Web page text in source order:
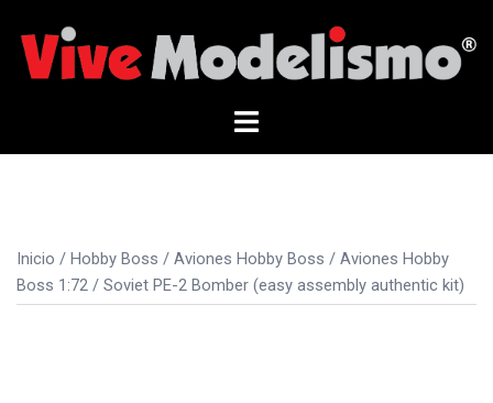
contenido
Alternar
Inicio / Hobby Boss / Aviones Hobby Boss / Aviones Hobby
Boss 1:72 / Soviet PE-2 Bomber (easy assembly authentic kit)